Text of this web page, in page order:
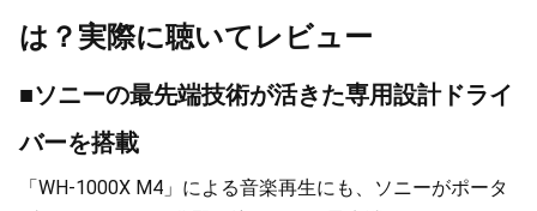
は？実際に聴いてレビュー
■ソニーの最先端技術が活きた専用設計ドライ
バーを搭載
「WH-1000X M4」による音楽再生にも、ソニーがポータ